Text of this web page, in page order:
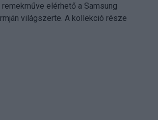
elérhető a Samsung
világszerte. A kollekció része